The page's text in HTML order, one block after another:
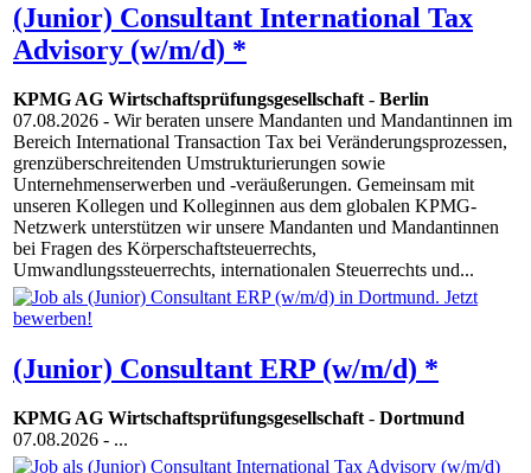
(Junior) Consultant International Tax
Advisory (w/m/d) *
KPMG AG Wirtschaftsprüfungsgesellschaft- Berlin
07.08.2026 - Wir beraten unsere Mandanten und Mandantinnen im
Bereich International Transaction Tax bei Veränderungsprozessen,
grenzüberschreitenden Umstrukturierungen sowie
Unternehmenserwerben und -veräußerungen. Gemeinsam mit
unseren Kollegen und Kolleginnen aus dem globalen KPMG-
Netzwerk unterstützen wir unsere Mandanten und Mandantinnen
bei Fragen des Körperschaftsteuerrechts,
Umwandlungssteuerrechts, internationalen Steuerrechts und...
(Junior) Consultant ERP (w/m/d) *
KPMG AG Wirtschaftsprüfungsgesellschaft- Dortmund
07.08.2026 - ...